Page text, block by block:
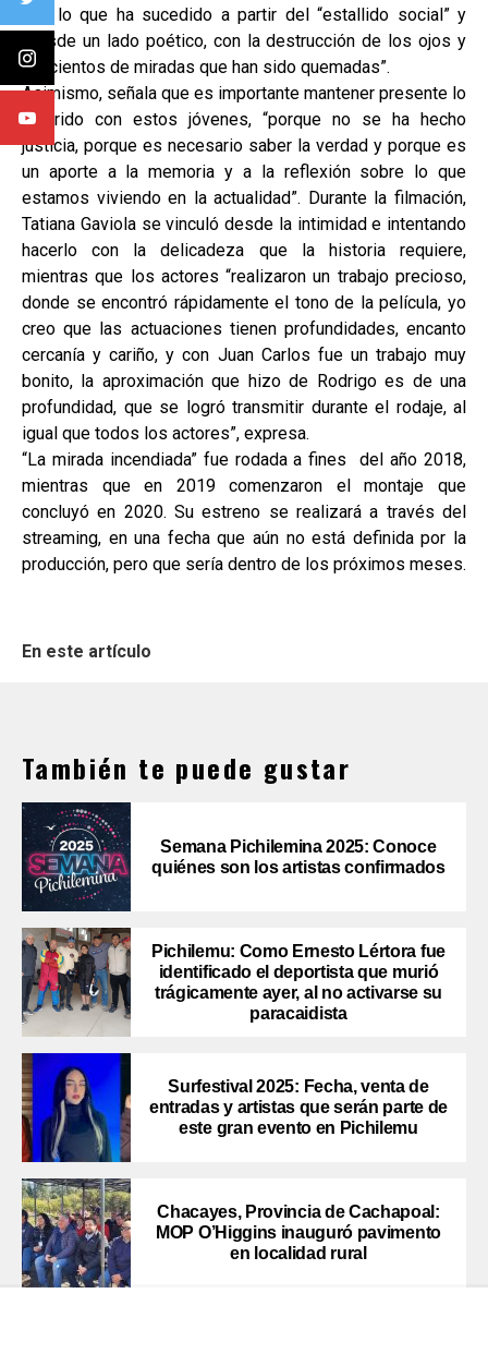
con lo que ha sucedido a partir del “estallido social” y
“desde un lado poético, con la destrucción de los ojos y
las cientos de miradas que han sido quemadas”.
Asimismo, señala que es importante mantener presente lo
ocurrido con estos jóvenes, “porque no se ha hecho
justicia, porque es necesario saber la verdad y porque es
un aporte a la memoria y a la reflexión sobre lo que
estamos viviendo en la actualidad”. Durante la filmación,
Tatiana Gaviola se vinculó desde la intimidad e intentando
hacerlo con la delicadeza que la historia requiere,
mientras que los actores “realizaron un trabajo precioso,
donde se encontró rápidamente el tono de la película, yo
creo que las actuaciones tienen profundidades, encanto
cercanía y cariño, y con Juan Carlos fue un trabajo muy
bonito, la aproximación que hizo de Rodrigo es de una
profundidad, que se logró transmitir durante el rodaje, al
igual que todos los actores”, expresa.
“La mirada incendiada” fue rodada a fines del año 2018,
mientras que en 2019 comenzaron el montaje que
concluyó en 2020. Su estreno se realizará a través del
streaming, en una fecha que aún no está definida por la
producción, pero que sería dentro de los próximos meses.
En este artículo
También te puede gustar
Semana Pichilemina 2025: Conoce
quiénes son los artistas confirmados
Pichilemu: Como Ernesto Lértora fue
identificado el deportista que murió
trágicamente ayer, al no activarse su
paracaidista
Surfestival 2025: Fecha, venta de
entradas y artistas que serán parte de
este gran evento en Pichilemu
Chacayes, Provincia de Cachapoal:
MOP O’Higgins inauguró pavimento
en localidad rural